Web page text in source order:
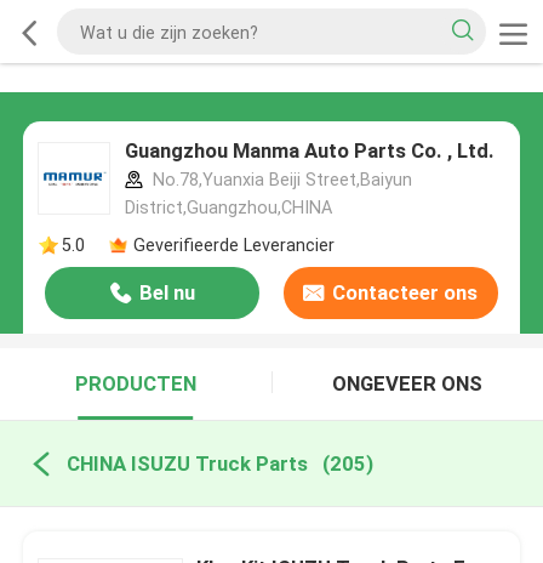
Guangzhou Manma Auto Parts Co. , Ltd.
No.78,Yuanxia Beiji Street,Baiyun
District,Guangzhou,CHINA
5.0
Geverifieerde Leverancier
Bel nu Contacteer ons
PRODUCTEN ONGEVEER ONS
CHINA ISUZU Truck Parts (205)